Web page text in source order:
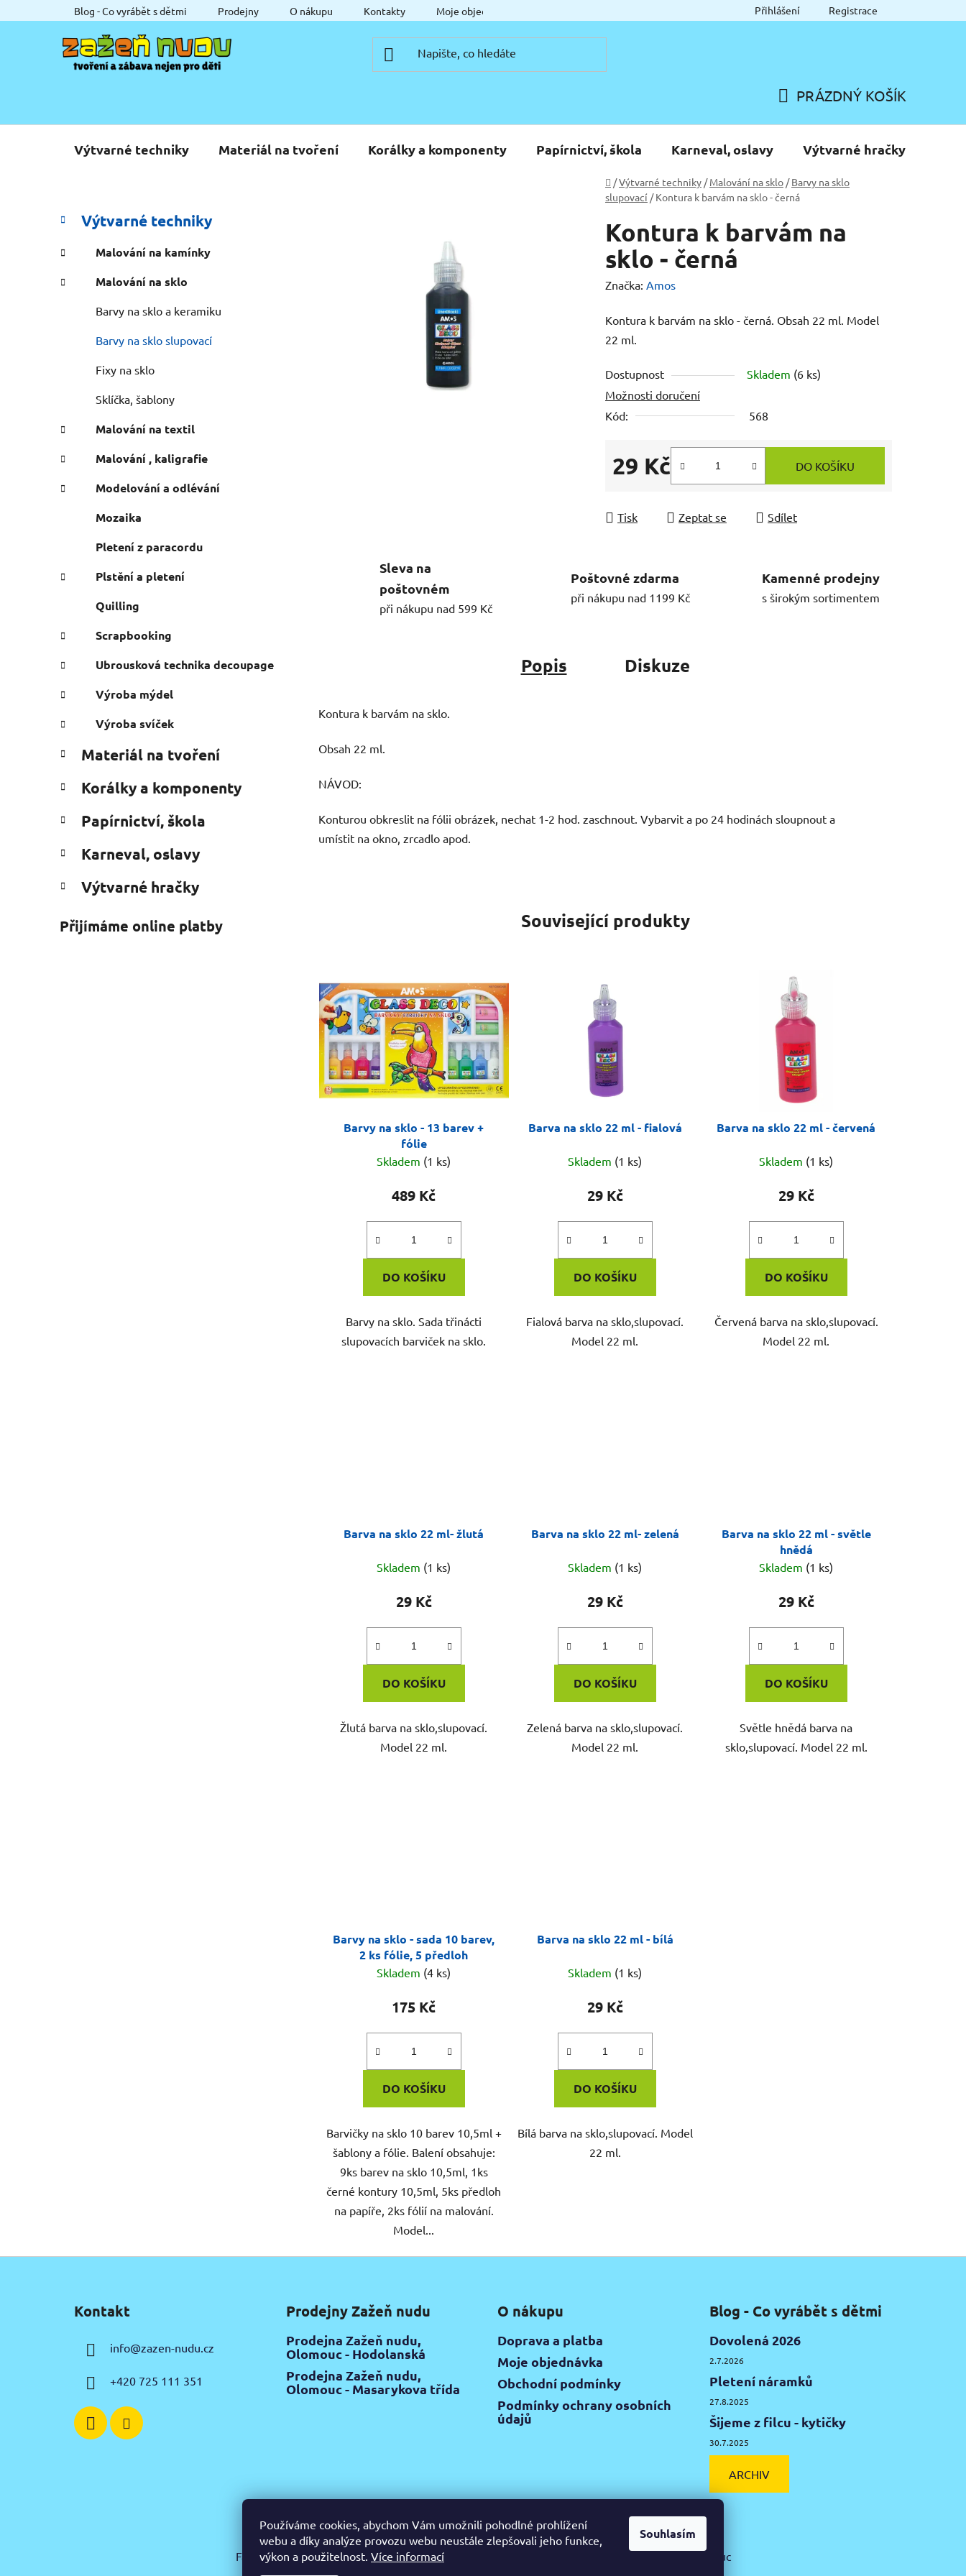
Používáme cookies, abychom Vám umožnili pohodlné prohlížení
webu a díky analýze provozu webu neustále zlepšovali jeho funkce,
výkon a použitelnost. Více informací
Souhlasím
na
Blog - Co vyrábět s dětmi Prodejny O nákupu Kontakty Moje objednávka Přihlášení Registrace
KOŠÍK
PRÁZDNÝ KOŠÍK
Výtvarné techniky Materiál na tvoření Korálky a komponenty Papírnictví, škola Karneval, oslavy Výtvarné hračky
Domů
/Výtvarné techniky / Malování na sklo / Barvy na sklo
slupovací / Kontura k barvám na sklo - černá
P
o
s
r
e
l
Přeskočit
kategorie
K
a
e
g
o
Výtvarné techniky
Malování na kamínky
Malování na sklo
Barvy na sklo a keramiku
Barvy na sklo slupovací
Fixy na sklo
Sklíčka, šablony
Malování na textil
Malování , kaligrafie
Modelování a odlévání
Mozaika
Pletení z paracordu
Plstění a pletení
Quilling
Scrapbooking
Ubrousková technika decoupage
Výroba mýdel
Výroba svíček
Materiál na tvoření
Korálky a komponenty
Papírnictví, škola
Karneval, oslavy
Výtvarné hračky
Přijímáme online platby
Kontura k barvám na
sklo - černá
Značka: Amos
Kontura k barvám na sklo - černá. Obsah 22 ml. Model
22 ml.
Dostupnost Skladem (6 ks)
Možnosti doručení
Kód:
568
29 Kč
Měrná cena:
DO KOŠÍKU
Tisk Zeptat se Sdílet
Sleva na
poštovném
při nákupu nad 599 Kč
Poštovné zdarma
při nákupu nad 1199 Kč
Kamenné prodejny
s širokým sortimentem
Popis Diskuze
Kontura k barvám na sklo.
Obsah 22 ml.
NÁVOD:
Konturou obkreslit na fólii obrázek, nechat 1-2 hod. zaschnout. Vybarvit a po 24 hodinách sloupnout a
umístit na okno, zrcadlo apod.
Související produkty
Barvy na sklo - 13 barev +
fólie
Skladem (1 ks)
489 Kč
DO KOŠÍKU
Barvy na sklo. Sada třinácti
slupovacích barviček na sklo.
Barva na sklo 22 ml - fialová
Skladem (1 ks)
29 Kč
DO KOŠÍKU
Fialová barva na sklo,slupovací.
Model 22 ml.
Barva na sklo 22 ml - červená
Skladem (1 ks)
29 Kč
DO KOŠÍKU
Červená barva na sklo,slupovací.
Model 22 ml.
Barva na sklo 22 ml- žlutá
Skladem (1 ks)
29 Kč
DO KOŠÍKU
Žlutá barva na sklo,slupovací.
Model 22 ml.
Barva na sklo 22 ml- zelená
Skladem (1 ks)
29 Kč
DO KOŠÍKU
Zelená barva na sklo,slupovací.
Model 22 ml.
Barva na sklo 22 ml - světle
hnědá
Skladem (1 ks)
29 Kč
DO KOŠÍKU
Světle hnědá barva na
sklo,slupovací. Model 22 ml.
Barvy na sklo - sada 10 barev,
2 ks fólie, 5 předloh
Skladem (4 ks)
175 Kč
DO KOŠÍKU
Barvičky na sklo 10 barev 10,5ml +
šablony a fólie. Balení obsahuje:
9ks barev na sklo 10,5ml, 1ks
černé kontury 10,5ml, 5ks předloh
na papíře, 2ks fólií na malování.
Model...
Barva na sklo 22 ml - bílá
Skladem (1 ks)
29 Kč
DO KOŠÍKU
Bílá barva na sklo,slupovací. Model
22 ml.
Kontakt
info@zazen-nudu.cz
+420 725 111 351
Prodejny Zažeň nudu
Prodejna Zažeň nudu,
Olomouc - Hodolanská
Prodejna Zažeň nudu,
Olomouc - Masarykova třída
O nákupu
Doprava a platba
Moje objednávka
Obchodní podmínky
Podmínky ochrany osobních
údajů
Blog - Co vyrábět s dětmi
Dovolená 2026
2.7.2026
Pletení náramků
27.8.2025
Šijeme z filcu - kytičky
30.7.2025
ARCHIV
Facebook Instagram Pinterest YouTube Keramická hlína Olomouc